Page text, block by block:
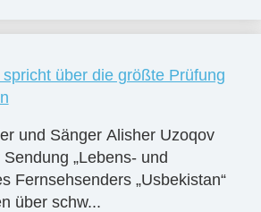
über die größte Prüfung
und Sänger Alisher Uzoqov
„Lebens- und
Fernsehsenders „Usbekistan“
über schw...